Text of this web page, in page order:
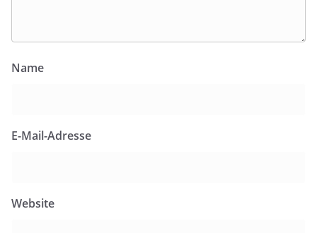
Name
E-Mail-Adresse
Website